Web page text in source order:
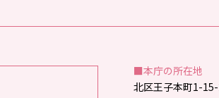
■本庁の所在地
北区王子本町1-